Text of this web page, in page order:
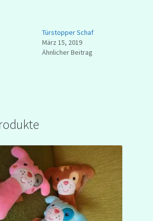
Türstopper Schaf
März 15, 2019
Ähnlicher Beitrag